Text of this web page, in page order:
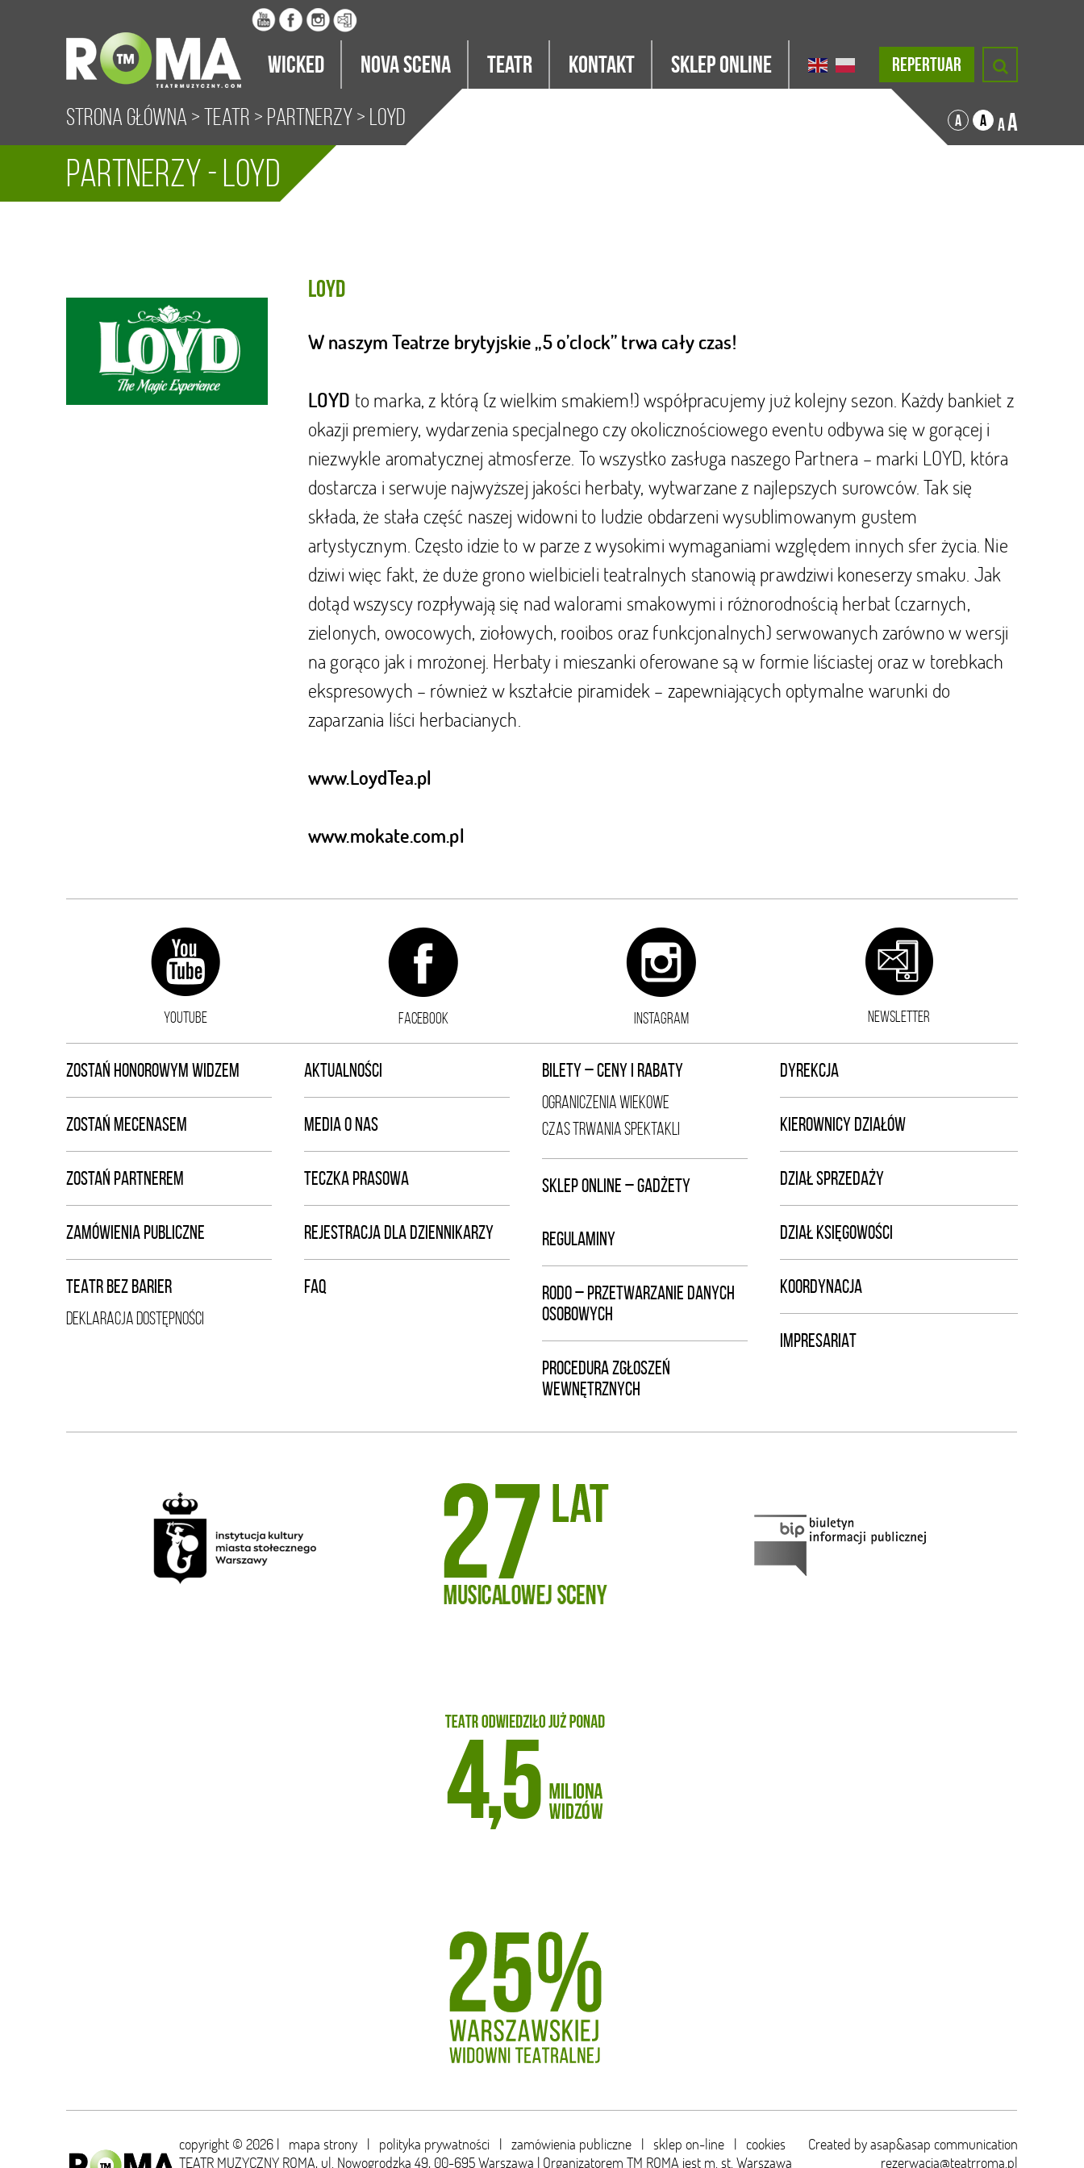
Wicked Nova Scena Teatr Kontakt Sklep Online REPERTUAR
Strona główna >Teatr > Partnerzy> Loyd A A AA
Partnerzy - Loyd
Loyd
W naszym Teatrze brytyjskie „5 o’clock” trwa cały czas!
LOYD to marka, z którą (z wielkim smakiem!) współpracujemy już kolejny sezon. Każdy bankiet z
okazji premiery, wydarzenia specjalnego czy okolicznościowego eventu odbywa się w gorącej i
niezwykle aromatycznej atmosferze. To wszystko zasługa naszego Partnera – marki LOYD, która
dostarcza i serwuje najwyższej jakości herbaty, wytwarzane z najlepszych surowców. Tak się
składa, że stała część naszej widowni to ludzie obdarzeni wysublimowanym gustem
artystycznym. Często idzie to w parze z wysokimi wymaganiami względem innych sfer życia. Nie
dziwi więc fakt, że duże grono wielbicieli teatralnych stanowią prawdziwi koneserzy smaku. Jak
dotąd wszyscy rozpływają się nad walorami smakowymi i różnorodnością herbat (czarnych,
zielonych, owocowych, ziołowych, rooibos oraz funkcjonalnych) serwowanych zarówno w wersji
na gorąco jak i mrożonej. Herbaty i mieszanki oferowane są w formie liściastej oraz w torebkach
ekspresowych – również w kształcie piramidek – zapewniających optymalne warunki do
zaparzania liści herbacianych.
www.LoydTea.pl
www.mokate.com.pl
YOUTUBE FACEBOOK INSTAGRAM NEWSLETTER
ZOSTAŃ HONOROWYM WIDZEM
ZOSTAŃ MECENASEM
ZOSTAŃ PARTNEREM
ZAMÓWIENIA PUBLICZNE
TEATR BEZ BARIER
DEKLARACJA DOSTĘPNOŚCI
AKTUALNOŚCI
MEDIA O NAS
TECZKA PRASOWA
REJESTRACJA DLA DZIENNIKARZY
FAQ
BILETY – CENY I RABATY
OGRANICZENIA WIEKOWE
CZAS TRWANIA SPEKTAKLI
SKLEP ONLINE – GADŻETY
REGULAMINY
RODO – PRZETWARZANIE DANYCH
OSOBOWYCH
PROCEDURA ZGŁOSZEŃ
WEWNĘTRZNYCH
DYREKCJA
KIEROWNICY DZIAŁÓW
DZIAŁ SPRZEDAŻY
DZIAŁ KSIĘGOWOŚCI
KOORDYNACJA
IMPRESARIAT
copyright © 2026 | mapa strony | polityka prywatności | zamówienia publiczne | sklep on-line | cookies
TEATR MUZYCZNY ROMA, ul. Nowogrodzka 49, 00-695 Warszawa | Organizatorem TM ROMA jest m. st. Warszawa
Created byasap&asap communication
rezerwacja@teatrroma.pl